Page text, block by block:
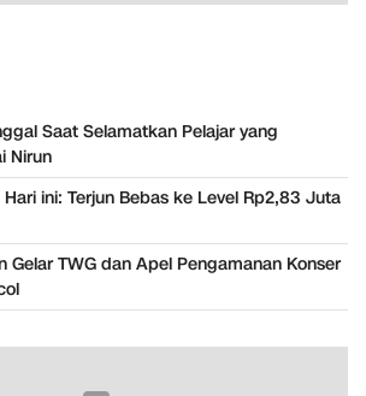
Saat Selamatkan Pelajar yang
Nirun
ini: Terjun Bebas ke Level Rp2,83 Juta
Gelar TWG dan Apel Pengamanan Konser